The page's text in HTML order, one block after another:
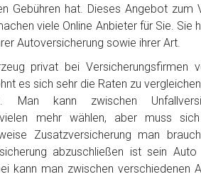
Gebühren hat. Dieses Angebot zum
viele Online Anbieter für Sie. Sie
Autoversicherung sowie ihrer Art.
privat bei Versicherungsfirmen
es sich sehr die Raten zu
kann zwischen
vielen mehr wählen, aber muss
Zusatzversicherung man
abzuschließen ist sein
kann man zwischen verschiedenen